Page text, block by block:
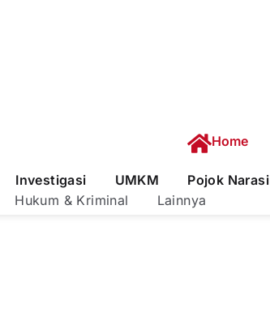
Home
Investigasi UMKM
Pojok Narasi
Hukum & Kriminal Lainnya